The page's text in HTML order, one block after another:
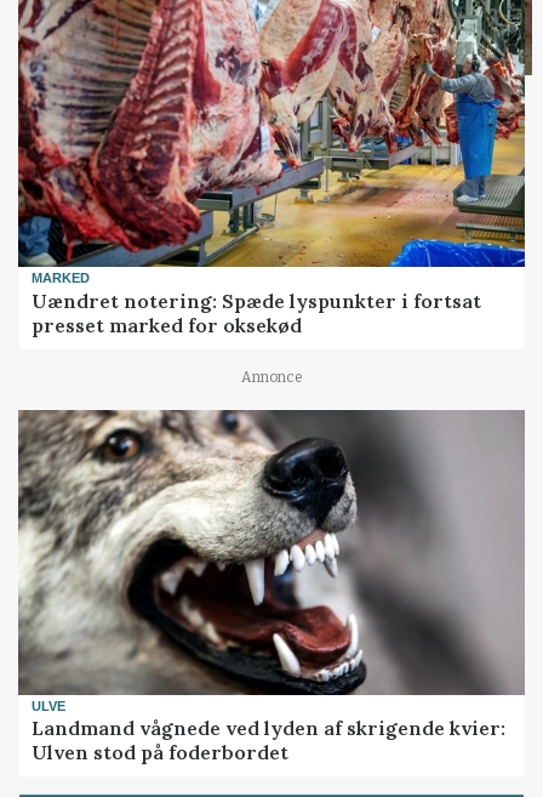
MARKED
Uændret notering: Spæde lyspunkter i fortsat
presset marked for oksekød
Annonce
ULVE
Landmand vågnede ved lyden af skrigende kvier:
Ulven stod på foderbordet